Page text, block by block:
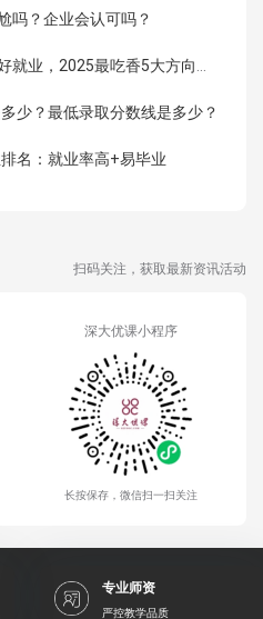
吗？企业会认可吗？
成人高考专科学什么专业好就业，2025最吃香5大方向曝光！
少？最低录取分数线是多少？
名：就业率高+易毕业
扫码关注，获取最新资讯活动
深大优课小程序
长按保存，微信扫一扫关注
专业师资
严控教学品质